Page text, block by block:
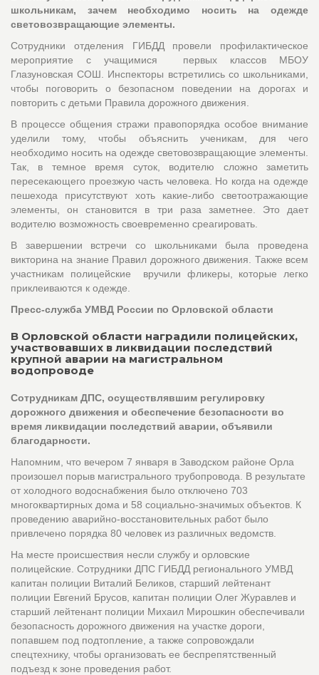
школьникам, зачем необходимо носить на одежде
световозвращающие элементы.
Сотрудники отделения ГИБДД провели профилактическое
мероприятие с учащимися первых классов МБОУ
Глазуновская СОШ. Инспекторы встретились со школьниками,
чтобы поговорить о безопасном поведении на дорогах и
повторить с детьми Правила дорожного движения.
В процессе общения стражи правопорядка особое внимание
уделили тому, чтобы объяснить ученикам, для чего
необходимо носить на одежде световозвращающие элементы.
Так, в темное время суток, водителю сложно заметить
пересекающего проезжую часть человека. Но когда на одежде
пешехода присутствуют хоть какие-либо светоотражающие
элементы, он становится в три раза заметнее. Это дает
водителю возможность своевременно среагировать.
В завершении встречи со школьниками была проведена
викторина на знание Правил дорожного движения. Также всем
участникам полицейские вручили фликеры, которые легко
приклеиваются к одежде.
Пресс-служба УМВД России по Орловской области
В Орловской области наградили полицейских,
участвовавших в ликвидации последствий
крупной аварии на магистральном
водопроводе
Сотрудникам ДПС, осуществлявшим регулировку
дорожного движения и обеспечение безопасности во
время ликвидации последствий аварии, объявили
благодарности.
Напомним, что вечером 7 января в Заводском районе Орла
произошел порыв магистрального трубопровода. В результате
от холодного водоснабжения было отключено 703
многоквартирных дома и 58 социально-значимых объектов. К
проведению аварийно-восстановительных работ было
привлечено порядка 80 человек из различных ведомств.
На месте происшествия несли службу и орловские
полицейские. Сотрудники ДПС ГИБДД регионального УМВД
капитан полиции Виталий Беликов, старший лейтенант
полиции Евгений Брусов, капитан полиции Олег Журавлев и
старший лейтенант полиции Михаил Мирошкин обеспечивали
безопасность дорожного движения на участке дороги,
попавшем под подтопление, а также сопровождали
спецтехнику, чтобы организовать ее беспрепятственный
подъезд к зоне проведения работ.